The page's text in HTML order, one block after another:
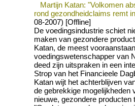
Martijn Katan: "Volkomen
rond gezondheidclaims remt
08-2007) [Offline]
De voedingsindustrie schiet
maken van gezondere
Katan, de meest
voedingswetenschapper van
deed zijn uitspraken in een
Strop van het Financieele
Katan wijt het achterblijven
de gebrekkige mogelijkheden
nieuwe, gezondere producten